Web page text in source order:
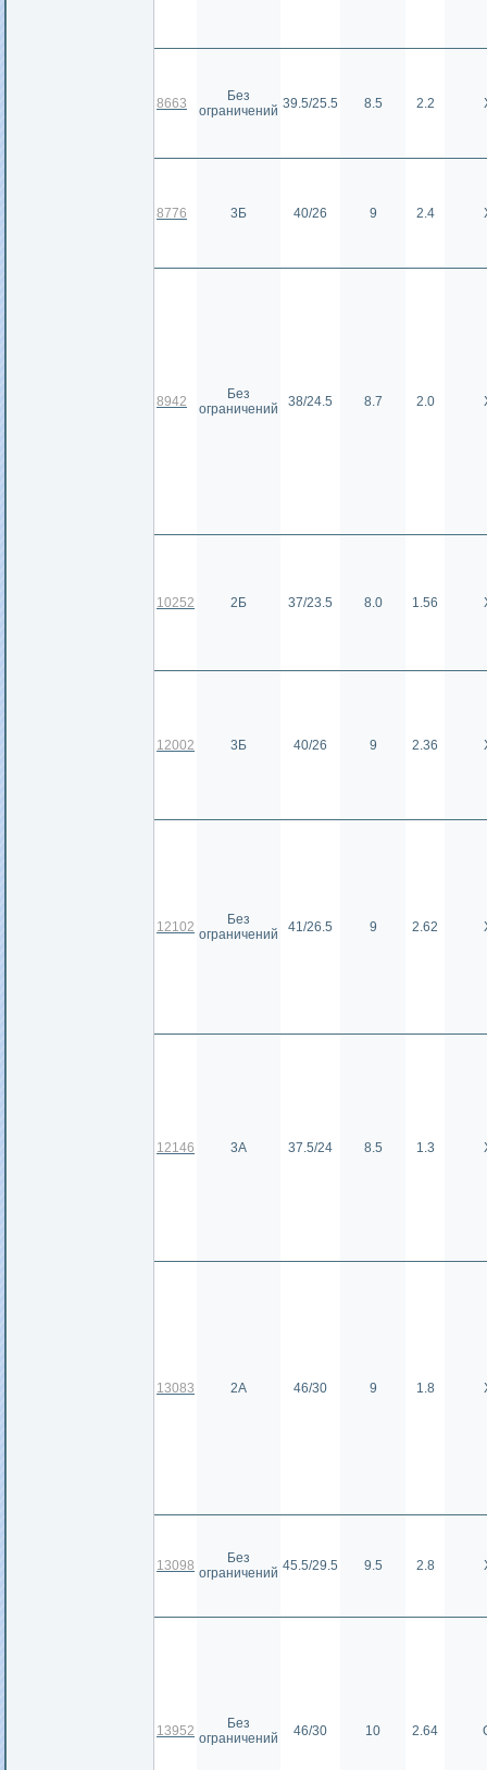
8663
Без
ограничений 39.5/25.5 8.5 2.2
8776 3Б 40/26 9 2.4
8942
Без
ограничений
38/24.5 8.7 2.0
10252 2Б 37/23.5 8.0 1.56
12002 3Б 40/26 9 2.36
12102
Без
ограничений
41/26.5 9 2.62
12146 3А 37.5/24 8.5 1.3
13083 2А 46/30 9 1.8
13098
Без
ограничений 45.5/29.5 9.5 2.8
13952
Без
ограничений
46/30 10 2.64